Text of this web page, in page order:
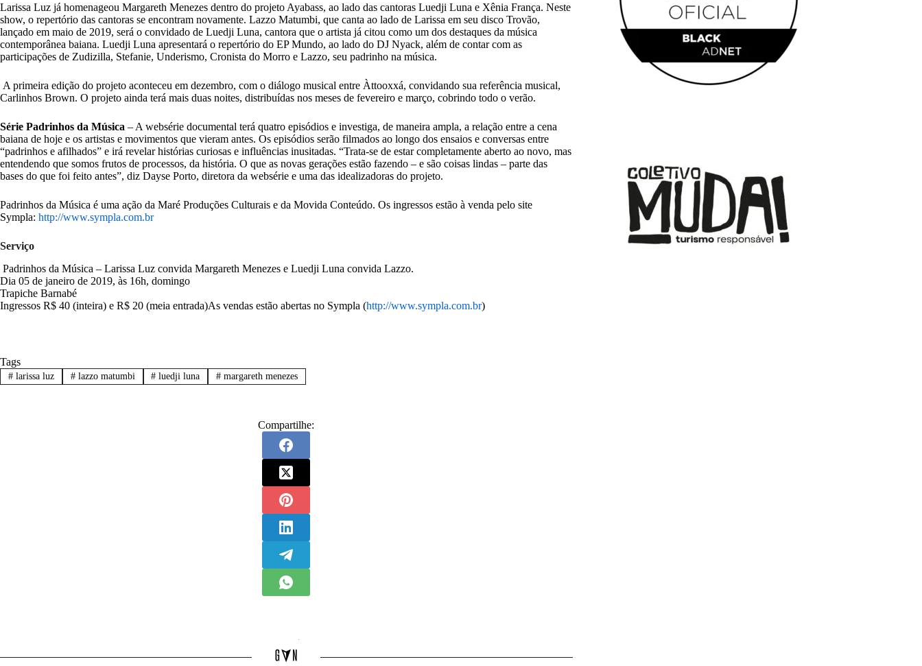
Larissa Luz já homenageou Margareth Menezes dentro do projeto Ayabass, ao lado das cantoras Luedji Luna e Xênia França. Neste
show, o repertório das cantoras se encontram novamente. Lazzo Matumbi, que canta ao lado de Larissa em seu disco Trovão,
lançado em maio de 2019, será o convidado de Luedji Luna, cantora que o artista já citou como um dos destaques da música
contemporânea baiana. Luedji Luna apresentará o repertório do EP Mundo, ao lado do DJ Nyack, além de contar com as
participações de Zudizilla, Stefanie, Underismo, Cronista do Morro e Lazzo, seu padrinho na música.
A primeira edição do projeto aconteceu em dezembro, com o diálogo musical entre Àttooxxá, convidando sua referência musical,
Carlinhos Brown. O projeto ainda terá mais duas noites, distribuídas nos meses de fevereiro e março, cobrindo todo o verão.
Série Padrinhos da Música – A websérie documental terá quatro episódios e investiga, de maneira ampla, a relação entre a cena
baiana de hoje e os artistas e movimentos que vieram antes. Os episódios serão filmados ao longo dos ensaios e conversas entre
“padrinhos e afilhados” e irá revelar histórias curiosas e influências inusitadas. “Trata-se de estar completamente aberto ao novo, mas
entendendo que somos frutos de processos, da história. O que as novas gerações estão fazendo – e são coisas lindas – parte das
bases do que foi feito antes”, diz Dayse Porto, diretora da websérie e uma das idealizadoras do projeto.
Padrinhos da Música é uma ação da Maré Produções Culturais e da Movida Conteúdo. Os ingressos estão à venda pelo site
Sympla: http://www.sympla.com.br
Serviço
Padrinhos da Música – Larissa Luz convida Margareth Menezes e Luedji Luna convida Lazzo.
Dia 05 de janeiro de 2019, às 16h, domingo
Trapiche Barnabé
Ingressos R$ 40 (inteira) e R$ 20 (meia entrada)As vendas estão abertas no Sympla (http://www.sympla.com.br)
Tags
#larissa luz #lazzo matumbi # luedji luna # margareth menezes
Compartilhe: